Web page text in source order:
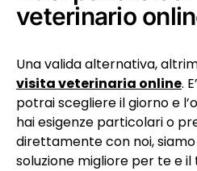
veterinario
Una valida alternativa,
visita veterinaria online.
potrai scegliere il giorno e
hai esigenze particolari o
direttamente con noi,
soluzione migliore per te e il